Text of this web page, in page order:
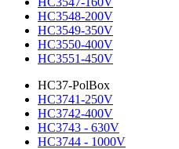
HC3548-200V
HC3549-350V
HC3550-400V
HC3551-450V
HC37-PolBox
HC3741-250V
HC3742-400V
HC3743 - 630V
HC3744 - 1000V